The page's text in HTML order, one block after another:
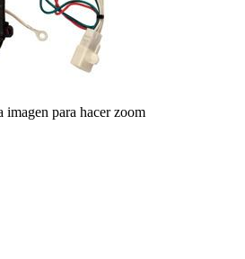
imagen para hacer zoom